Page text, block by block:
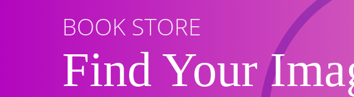
Ռեյտինգներ
Ցուցակներ
BOOK STORE
Find Your